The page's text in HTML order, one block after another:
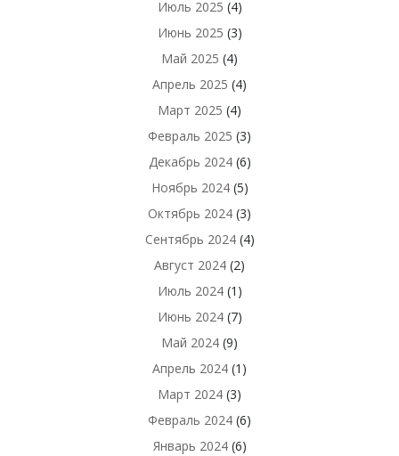
Июль 2025 (4)
Июнь 2025 (3)
Май 2025 (4)
Апрель 2025 (4)
Март 2025 (4)
Февраль 2025 (3)
Декабрь 2024(6)
Ноябрь 2024(5)
Октябрь 2024 (3)
Сентябрь 2024(4)
Август 2024 (2)
Июль 2024(1)
Июнь 2024(7)
Май 2024 (9)
Апрель 2024 (1)
Март 2024 (3)
Февраль 2024 (6)
Январь 2024(6)